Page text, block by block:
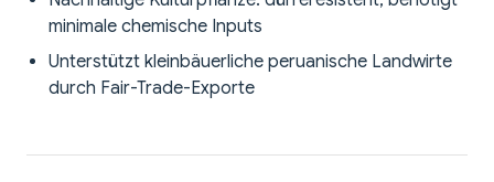
minimale chemische Inputs
Unterstützt kleinbäuerliche peruanische Landwirte
durch Fair-Trade-Exporte